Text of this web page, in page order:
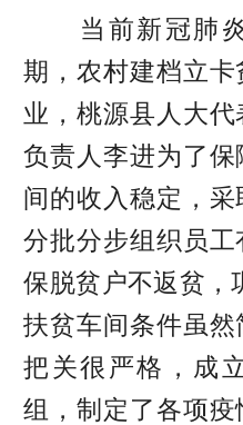
当前新冠肺炎
期，农村建档立
业，桃源县人大
负责人李进为了
间的收入稳定，采
分批分步组织员
保脱贫户不返贫，
扶贫车间条件虽
把关很严格，成
组，制定了各项